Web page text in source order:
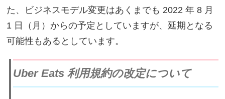
た、ビジネスモデル変更はあくまでも 2022 年 8 月
1 日（月）からの予定としていますが、延期となる
可能性もあるとしています。
Uber Eats 利用規約の改定について